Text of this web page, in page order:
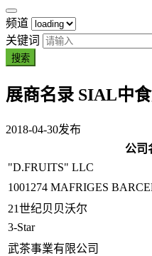
频道
关键词
搜索
展商名录 SIAL中
2018-04-30发布
公司
"D.FRUITS" LLC
1001274 MAFRIGES
21世纪贝贝沃尔
3-Star
武茶事業有限公司